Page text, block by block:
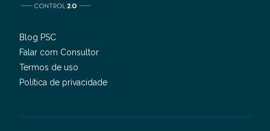
Blog PSC
Falar com Consultor
Termos de uso
Política de privacidade